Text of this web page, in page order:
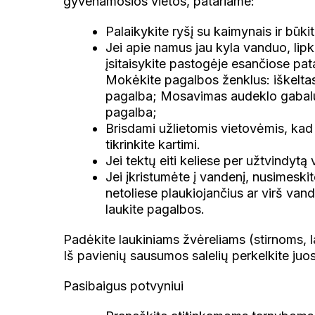
Palaikykite ryšį su kaimynais ir
Jei apie namus jau kyla vanduo,
įsitaisykite pastogėje esančiose
Mokėkite pagalbos ženklus:
pagalba; Mosavimas audeklo
pagalba;
Brisdami užlietomis vietovėmis,
tikrinkite kartimi.
Jei tektų eiti keliese per užtvindytą
Jei įkristumėte į vandenį,
netoliese plaukiojančius ar virš
laukite pagalbos.
Padėkite laukiniams žvėreliams
Iš pavienių sausumos salelių perkelkite
Pasibaigus potvyniui